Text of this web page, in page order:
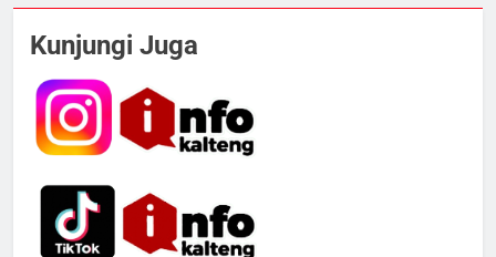
Kunjungi Juga
Kebakaran Hebat Ludeskan
Permukiman di Pasar Besar
6
Mantan Wakil Wali Kota Keluhkan
Meresahkan Pengendara
REGION VIRAL